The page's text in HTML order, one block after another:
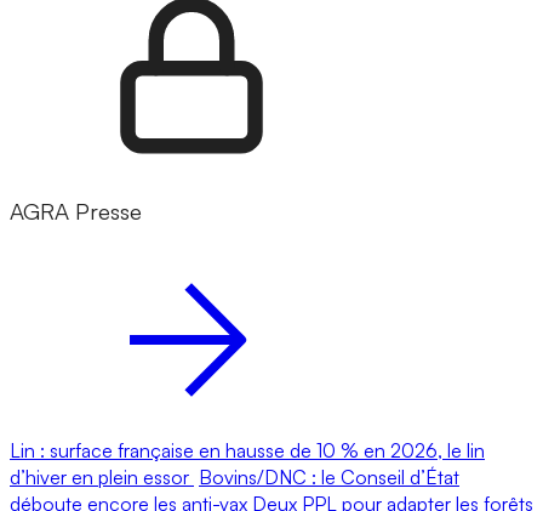
AGRA Presse
Lin : surface française en hausse de 10 % en 2026, le lin
d’hiver en plein essor Bovins/DNC : le Conseil d’État
déboute encore les anti-vax Deux PPL pour adapter les forêts